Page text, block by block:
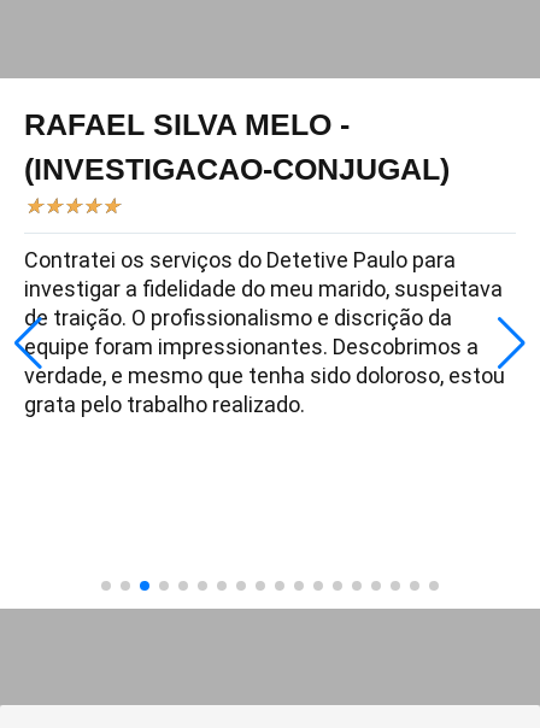
RAFAEL SILVA MELO -
(INVESTIGACAO-CONJUGAL)
★★★★★
Contratei os serviços do Detetive Paulo para
investigar a fidelidade do meu marido, suspeitava
de traição. O profissionalismo e discrição da
equipe foram impressionantes. Descobrimos a
verdade, e mesmo que tenha sido doloroso, estou
grata pelo trabalho realizado.